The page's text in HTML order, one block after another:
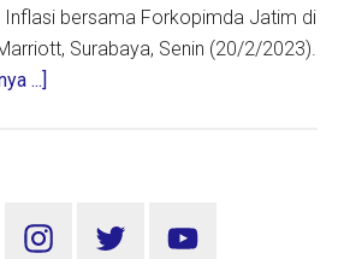
Inflasi bersama Forkopimda Jatim di
Surabaya, Senin (20/2/2023).
...]
Kendalikan